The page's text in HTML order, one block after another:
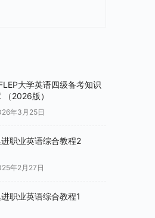
大学英语四级备考知识
库 （2026版）
年3月25日
职业英语综合教程2
年2月27日
职业英语综合教程1